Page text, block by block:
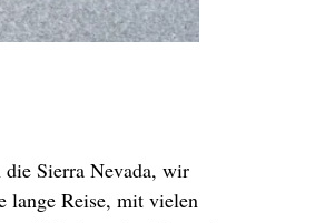
Sierra Nevada, wir
lange Reise, mit vielen